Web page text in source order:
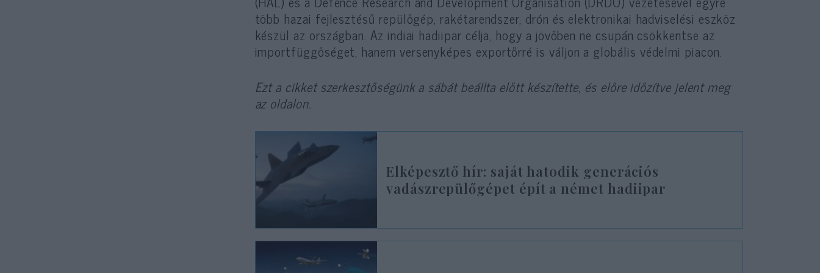
több hazai fejlesztésű repülőgép, rakétarendszer, drón és elektronikai hadviselési eszköz
készül az országban. Az indiai hadiipar célja, hogy a jövőben ne csupán csökkentse az
importfüggőséget, hanem versenyképes exportőrré is váljon a globális védelmi piacon.
Ezt a cikket szerkesztőségünk a sábát beállta előtt készítette, és előre időzítve jelent meg
az oldalon.
Elképesztő hír: saját hatodik generációs
vadászrepülőgépet épít a német hadiipar